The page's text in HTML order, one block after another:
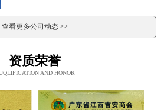
查看更多公司动态 >>
资质荣誉
AND HONOR